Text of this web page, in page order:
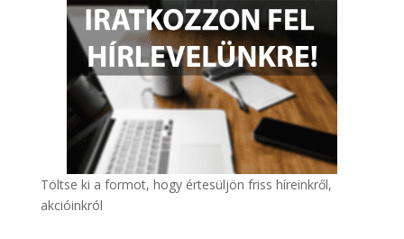
Töltse ki a formot, hogy értesüljön friss híreinkről,
akcióinkról